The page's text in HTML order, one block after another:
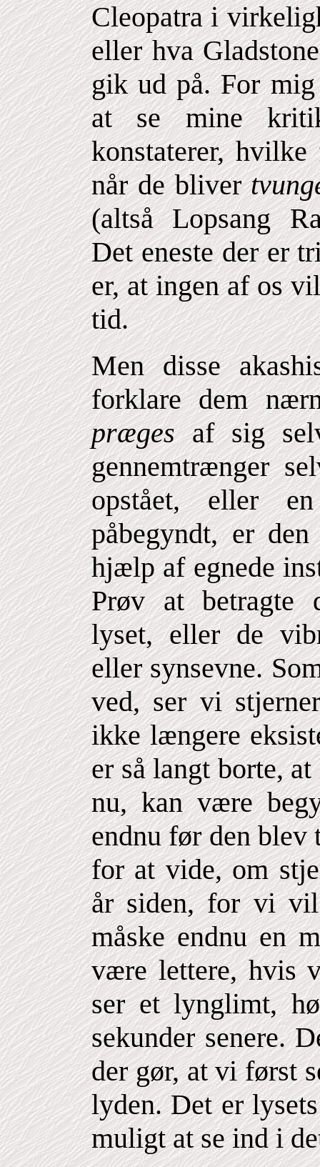
Cleopatra i
eller hva
gik ud på. For
at se mine
konstaterer,
når de bliver
(altså Lopsang
Det eneste der er
er, at ingen af os
tid.
Men disse
forklare dem
prægesaf sig
gennemtrænger
opstået, eller
påbegyndt, er
hjælp af egnede
Prøv at betragte
lyset, eller de
eller synsevne.
ved, ser vi
ikke længere
er så langt borte,
nu, kan være
endnu før den
for at vide, om
år siden, for vi
måske endnu en
være lettere, hvis
ser et lynglimt,
sekunder senere.
der gør, at vi først
lyden. Det er
muligt at se ind i